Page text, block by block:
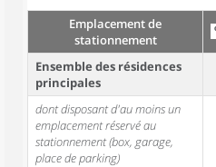
Emplacement de
stationnement
Ensemble des résidences
principales
dont disposant d'au moins un
emplacement réservé au
stationnement (box, garage,
place de parking)